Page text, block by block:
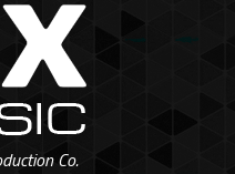
Co.